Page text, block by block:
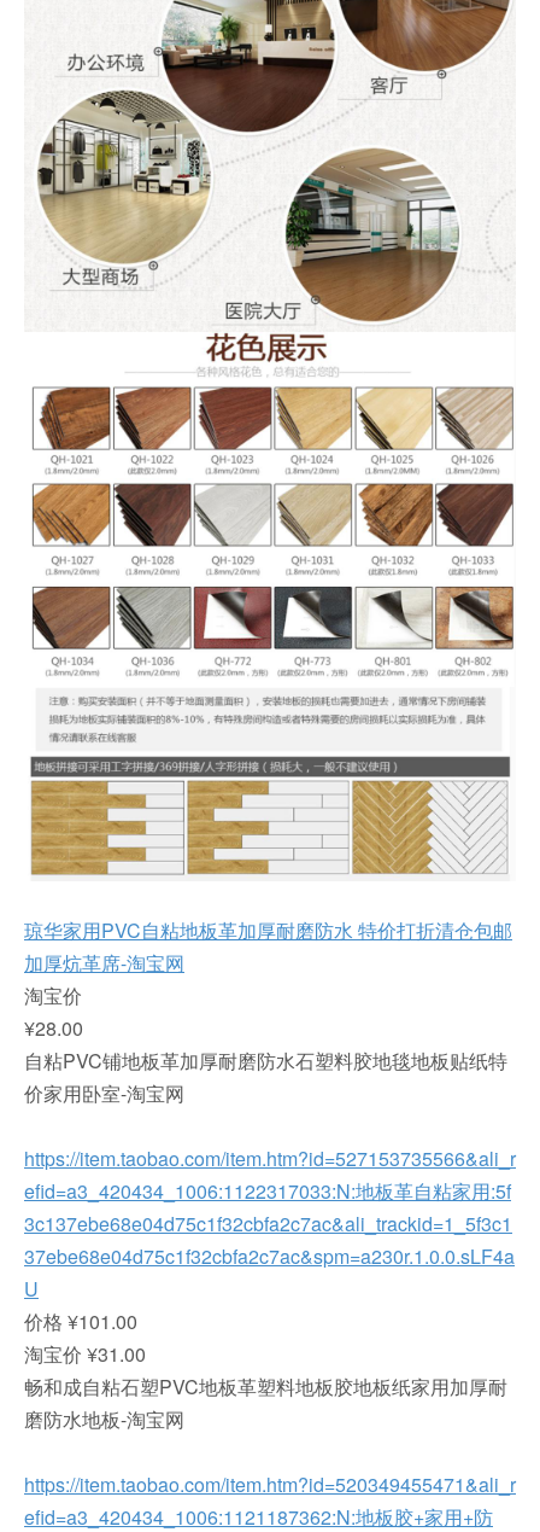
琼华家用PVC自粘地板革加厚耐磨防水 特价打折清仓包邮
加厚炕革席-淘宝网
淘宝价
¥28.00
自粘PVC铺地板革加厚耐磨防水石塑料胶地毯地板贴纸特
价家用卧室-淘宝网
https://item.taobao.com/item.htm?id=527153735566&ali_r
efid=a3_420434_1006:1122317033:N:地板革自粘家用:5f
3c137ebe68e04d75c1f32cbfa2c7ac&ali_trackid=1_5f3c1
37ebe68e04d75c1f32cbfa2c7ac&spm=a230r.1.0.0.sLF4a
U
价格 ¥101.00
淘宝价 ¥31.00
畅和成自粘石塑PVC地板革塑料地板胶地板纸家用加厚耐
磨防水地板-淘宝网
https://item.taobao.com/item.htm?id=520349455471&ali_r
efid=a3_420434_1006:1121187362:N:地板胶+家用+防